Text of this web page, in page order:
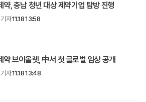
약, 충남 청년 대상 제약기업 탐방 진행
자11.18 13:58
약 브이올렛, 中서 첫 글로벌 임상 공개
자11.18 13:48